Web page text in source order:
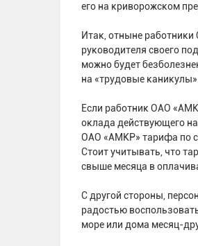
его на криворожском
Итак, отныне
руководителя своего
можно будет
на «трудовые каникулы».
Если работник ОАО
оклада действующего
ОАО «АМКР» тарифа по
Стоит учитывать, что
свыше месяца в
С другой стороны,
радостью
море или дома месяц-